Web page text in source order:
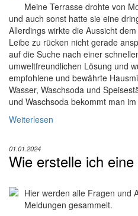
Meine Terrasse drohte von
und auch sonst hatte sie eine
Allerdings wirkte die Aussicht
Leibe zu rücken nicht gerade
auf die Suche nach einer
umweltfreundlichen Lösung und
empfohlene und bewährte
Wasser, Waschsoda und
und Waschsoda bekommt man
Weiterlesen
01.01.2024
Wie erstelle ich
Hier werden alle Fragen und
Meldungen gesammelt.